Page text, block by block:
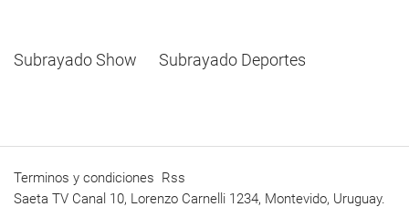
Subrayado Show Subrayado Deportes
Terminos y condiciones Rss
Saeta TV Canal 10, Lorenzo Carnelli 1234, Montevido, Uruguay.